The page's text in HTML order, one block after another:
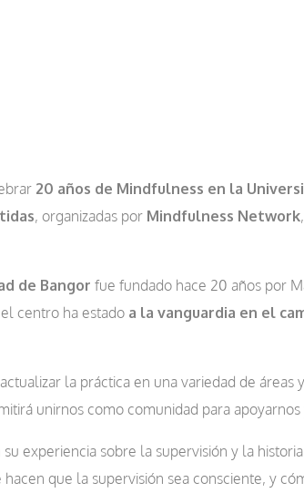
20 años de Mindfulness en la
, organizadas por Mindfulness Network
de Bangor fue fundado hace 20 años por
centro ha estado a la vanguardia en el
la práctica en una variedad de
unirnos como comunidad para
experiencia sobre la supervisión y la
que la supervisión sea consciente, y